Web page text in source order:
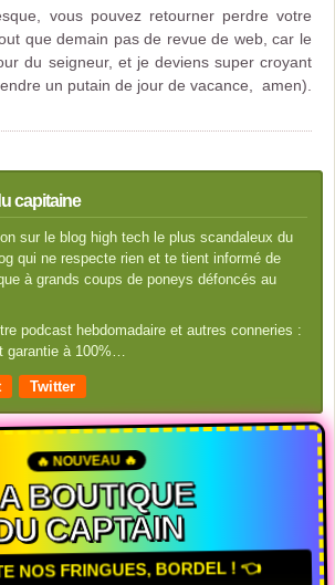
vous pouvez retourner perdre votre
que demain pas de revue de web, car le
du seigneur, et je deviens super croyant
un putain de jour de vacance, amen).
capitaine
sur le blog high tech le plus scandaleux du
qui ne respecte rien et te tient informé de
à grands coups de poneys défoncés au
podcast hebdomadaire et autres conneries :
garantie à 100%…
Twitter
🔥 NOUVEAU 🔥
BOUTIQUE
CAPTAIN
NOS FRINGUES, BORDEL ! 👈